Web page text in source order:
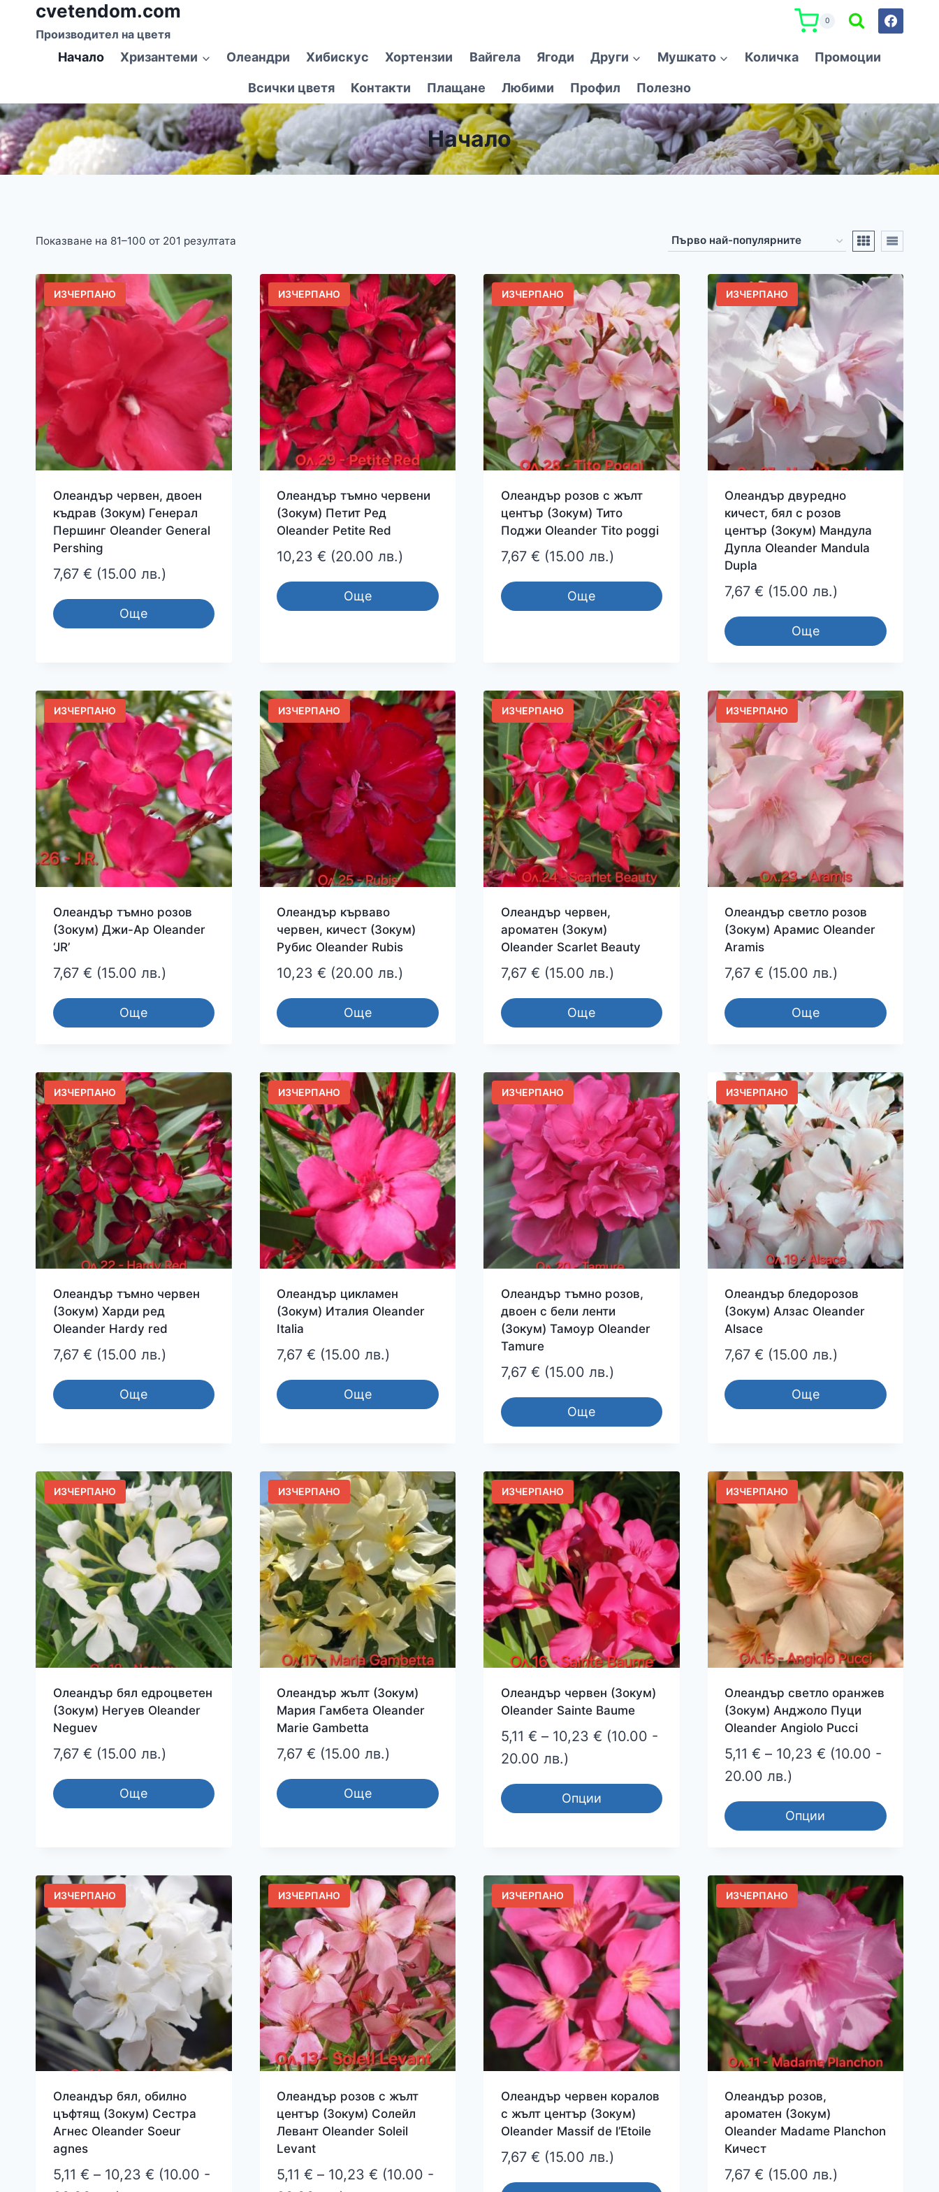
съдържанието
cvetendom.com
Производител на цветя
0
Начало Хризантеми Олеандри Хибискус Хортензии Вайгела Ягоди Други Мушкато Количка Промоции
Всички цветя Контакти Плащане Любими Профил Полезно
Начало
Показване на 81–100 от 201 резултата
ИЗЧЕРПАНО
Олеандър червен, двоен
къдрав (Зокум) Генерал
Першинг Oleander General
Pershing
7,67 € (15.00 лв.)
Още
ИЗЧЕРПАНО
Олеандър тъмно червени
(Зокум) Петит Ред
Oleander Petite Red
10,23 € (20.00 лв.)
Още
ИЗЧЕРПАНО
Олеандър розов с жълт
център (Зокум) Тито
Поджи Oleander Tito poggi
7,67 € (15.00 лв.)
Още
ИЗЧЕРПАНО
Олеандър двуредно
кичест, бял с розов
център (Зокум) Мандула
Дупла Oleander Mandula
Dupla
7,67 € (15.00 лв.)
Още
ИЗЧЕРПАНО
Олеандър тъмно розов
(Зокум) Джи-Ар Oleander
‘JR’
7,67 € (15.00 лв.)
Още
ИЗЧЕРПАНО
Олеандър кърваво
червен, кичест (Зокум)
Рубис Oleander Rubis
10,23 € (20.00 лв.)
Още
ИЗЧЕРПАНО
Олеандър червен,
ароматен (Зокум)
Oleander Scarlet Beauty
7,67 € (15.00 лв.)
Още
ИЗЧЕРПАНО
Олеандър светло розов
(Зокум) Арамис Oleander
Aramis
7,67 € (15.00 лв.)
Още
ИЗЧЕРПАНО
Олеандър тъмно червен
(Зокум) Харди ред
Oleander Hardy red
7,67 € (15.00 лв.)
Още
ИЗЧЕРПАНО
Олеандър цикламен
(Зокум) Италия Oleander
Italia
7,67 € (15.00 лв.)
Още
ИЗЧЕРПАНО
Олеандър тъмно розов,
двоен с бели ленти
(Зокум) Тамоур Oleander
Tamure
7,67 € (15.00 лв.)
Още
ИЗЧЕРПАНО
Олеандър бледорозов
(Зокум) Алзас Oleander
Alsace
7,67 € (15.00 лв.)
Още
ИЗЧЕРПАНО
Олеандър бял едроцветен
(Зокум) Негуев Oleander
Neguev
7,67 € (15.00 лв.)
Още
ИЗЧЕРПАНО
Олеандър жълт (Зокум)
Мария Гамбета Oleander
Marie Gambetta
7,67 € (15.00 лв.)
Още
ИЗЧЕРПАНО
Олеандър червен (Зокум)
Oleander Sainte Baume
5,11 € – 10,23 €Price
5,11 €
(10.00 -
20.00 лв.)
Опции
multiple
variants.
The
options
may
be
chosen
on
product
page
ИЗЧЕРПАНО
Олеандър светло оранжев
(Зокум) Анджоло Пуци
Oleander Angiolo Pucci
5,11 € – 10,23 € Price
5,11 €
(10.00 -
20.00 лв.)
Опции
has
multiple
variants.
The
options
may
be
chosen
on
the
product
ИЗЧЕРПАНО
Олеандър бял, обилно
цъфтящ (Зокум) Сестра
Агнес Oleander Soeur
agnes
5,11 € – 10,23 €Price
(10.00 -
ИЗЧЕРПАНО
Олеандър розов с жълт
център (Зокум) Солейл
Левант Oleander Soleil
Levant
5,11 € – 10,23 € Price
(10.00 -
ИЗЧЕРПАНО
Олеандър червен коралов
с жълт център (Зокум)
Oleander Massif de l’Etoile
7,67 € (15.00 лв.)
ИЗЧЕРПАНО
Олеандър розов,
ароматен (Зокум)
Oleander Madame Planchon
Кичест
7,67 € (15.00 лв.)